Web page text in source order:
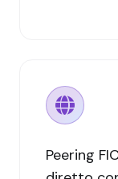
Peering